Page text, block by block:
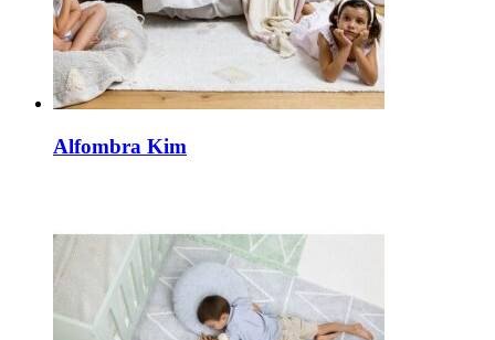
Alfombra Kim